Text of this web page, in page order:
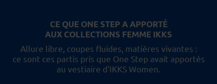
CE QUE ONE STEP A APPORTÉ
AUX COLLECTIONS FEMME IKKS
Allure libre, coupes fluides, matières vivantes :
ce sont ces partis pris que One Step avait apportés
au vestiaire d'IKKS Women.